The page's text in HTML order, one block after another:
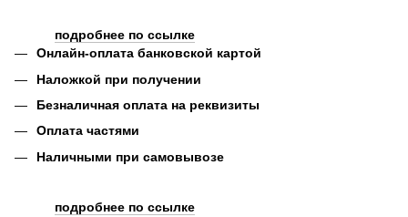
подробнее по ссылке
Онлайн-оплата банковской картой
Наложкой при получении
Безналичная оплата на реквизиты
Оплата частями
Наличными при самовывозе
подробнее по ссылке